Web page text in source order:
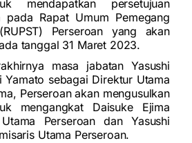
mendapatkan persetujuan
pada Rapat Umum Pemegang
Perseroan yang akan
tanggal 31 Maret 2023.
masa jabatan Yasushi
Yamato sebagai Direktur Utama
Perseroan akan mengusulkan
mengangkat Daisuke Ejima
Perseroan dan Yasushi
Utama Perseroan.